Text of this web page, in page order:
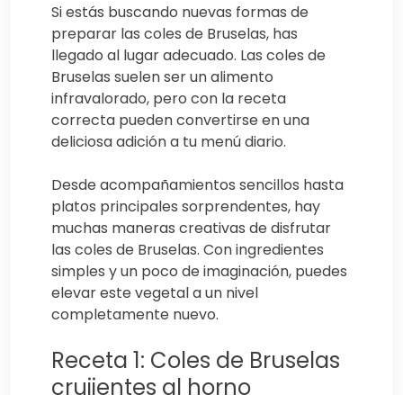
Si estás buscando nuevas formas de
preparar las coles de Bruselas, has
llegado al lugar adecuado. Las coles de
Bruselas suelen ser un alimento
infravalorado, pero con la receta
correcta pueden convertirse en una
deliciosa adición a tu menú diario.
Desde acompañamientos sencillos hasta
platos principales sorprendentes, hay
muchas maneras creativas de disfrutar
las coles de Bruselas. Con ingredientes
simples y un poco de imaginación, puedes
elevar este vegetal a un nivel
completamente nuevo.
Receta 1: Coles de Bruselas
crujientes al horno